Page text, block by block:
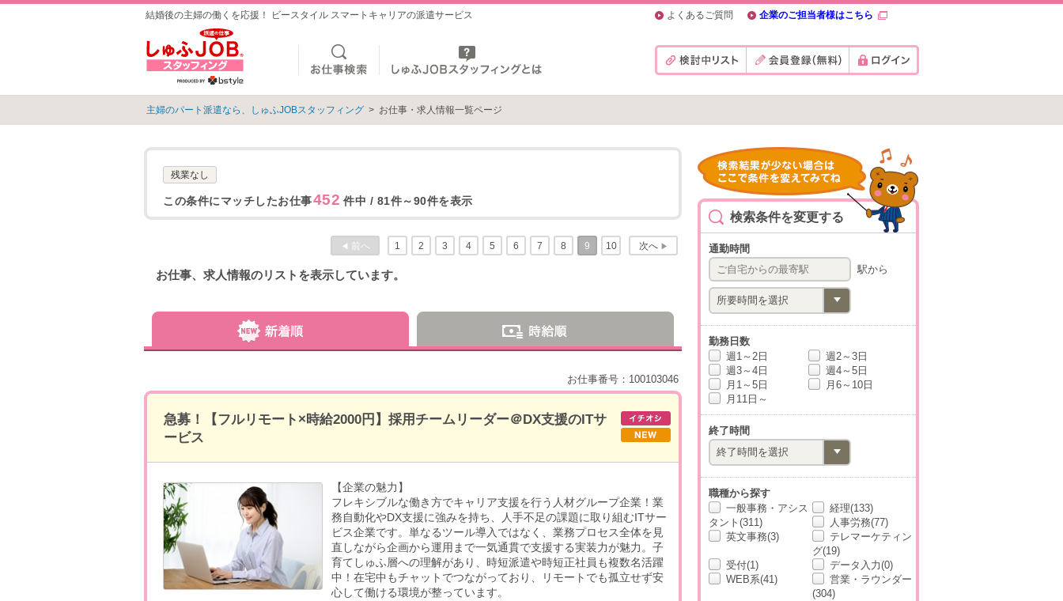
結婚後の主婦の働くを応援！ ビースタイル スマートキャリアの派遣サービス よくあるご質問 企業のご担当者様はこちら
主婦のパート派遣なら、しゅふJOBスタッフィング > お仕事・求人情報一覧ページ
残業なし
この条件にマッチしたお仕事452 件中 / 81件～90件を表示
◀ 前へ 1 2 3 4 5 6 7 8 9 10 次へ ▶
お仕事、求人情報のリストを表示しています。
お仕事番号：100103046
急募！【フルリモート×時給2000円】採用チームリーダー＠DX支援のITサ
ービス
【企業の魅力】
フレキシブルな働き方でキャリア支援を行う人材グループ企業！業
務自動化やDX支援に強みを持ち、人手不足の課題に取り組むITサー
ビス企業です。単なるツール導入ではなく、業務プロセス全体を見
直しながら企画から運用まで一気通貫で支援する実装力が魅力。子
育てしゅふ層への理解があり、時短派遣や時短正社員も複数名活躍
中！在宅中もチャットでつながっており、リモートでも孤立せず安
心して働ける環境が整っています。
検索条件を変更する
通勤時間
駅から
勤務日数
週1～2日
週2～3日
週3～4日
週4～5日
月1～5日
月6～10日
月11日～
終了時間
職種から探す
一般事務・アシス
タント(311)
経理(133)
人事労務(77)
英文事務(3)
テレマーケティン
グ(19)
受付(1)
データ入力(0)
WEB系(41)
営業・ラウンダー
(304)